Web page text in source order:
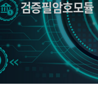
검증필암호모듈